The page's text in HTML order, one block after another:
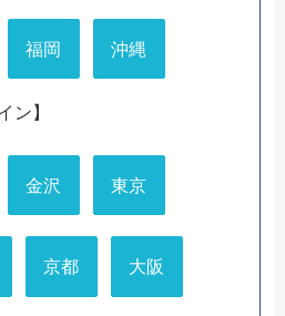
福岡 沖縄
ン】
金沢 東京
京都 大阪